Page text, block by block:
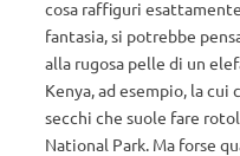
cosa raffiguri
fantasia, si potrebbe
alla rugosa pelle di un
Kenya, ad esempio, la
secchi che suole fare
National Park. Ma forse